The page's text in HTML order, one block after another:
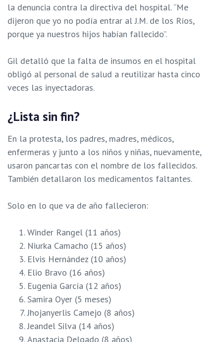
la denuncia contra la directiva del hospital. “Me
dijeron que yo no podía entrar al J.M. de los Ríos,
porque ya nuestros hijos habían fallecido”.
Gil detalló que la falta de insumos en el hospital
obligó al personal de salud a reutilizar hasta cinco
veces las inyectadoras.
¿Lista sin fin?
En la protesta, los padres, madres, médicos,
enfermeras y junto a los niños y niñas, nuevamente,
usaron pancartas con el nombre de los fallecidos.
También detallaron los medicamentos faltantes.
Solo en lo que va de año fallecieron:
Winder Rangel (11 años)
Niurka Camacho (15 años)
Elvis Hernández (10 años)
Elio Bravo (16 años)
Eugenia García (12 años)
Samira Oyer (5 meses)
Jhojanyerlis Camejo (8 años)
Jeandel Silva (14 años)
Anastacia Delgado (8 años)